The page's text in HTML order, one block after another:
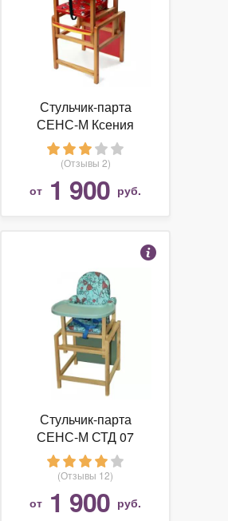
Стульчик-парта
СЕНС-М Ксения
(Отзывы 2)
от 1 900 руб.
Стульчик-парта
СЕНС-М СТД 07
(Отзывы 12)
от 1 900 руб.